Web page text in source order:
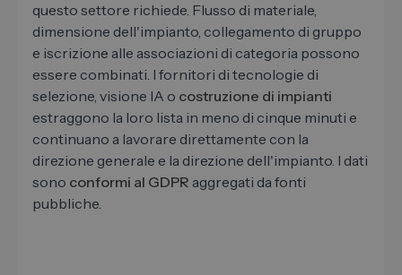
questo settore richiede. Flusso di materiale,
dimensione dell'impianto, collegamento di gruppo
e iscrizione alle associazioni di categoria possono
essere combinati. I fornitori di tecnologie di
selezione, visione IA o costruzione di impianti
estraggono la loro lista in meno di cinque minuti e
continuano a lavorare direttamente con la
direzione generale e la direzione dell'impianto. I dati
sono conformi al GDPR aggregati da fonti
pubbliche.